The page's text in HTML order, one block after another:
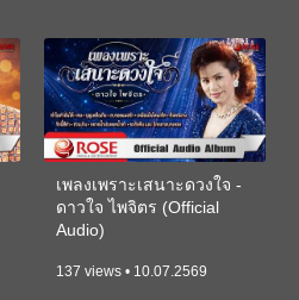
เพลงเพราะเสนาะดวงใจ -
ดาวใจ ไพจิตร (Official
Audio)
137 views • 10.07.2569